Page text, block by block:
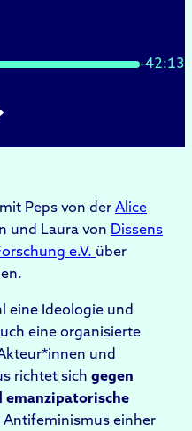
-42:13
Peps von der Alice
und Laura von Dissens
e.V. über
eine Ideologie und
eine organisierte
und
richtet sich gegen
emanzipatorische
Antifeminismus einher